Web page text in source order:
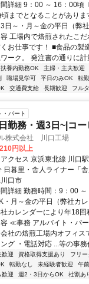
詳細 9：00 ～ 16：00頃
頃までとなることがあり
日～・月～金の平日（弊
工場内で焙煎されたこ
お仕事です！ ■食品の製
ーク。 発注書の通りに
扶養内勤務OK 主婦・主夫歓迎
職場見学可 平日のみOK 転勤
交通費支給 長期歓迎 フル
・パート
勤務・週3日~|コ
株式会社 川口工場
円以上
クセス 京浜東北線 川口
日暮里・舎人ライナー「
口市
詳細 勤務時間：9：00
・月～金の平日（弊社カ
カレンダーにより年18回
≪事務 アルバイト・パ
社の焙煎工場内オフィ
グ ・電話対応 ...等の事務
歓迎 資格取得支援あり フリ
転勤なし 未経験者歓迎 午前
歓迎
週2・3日からOK 社割あ